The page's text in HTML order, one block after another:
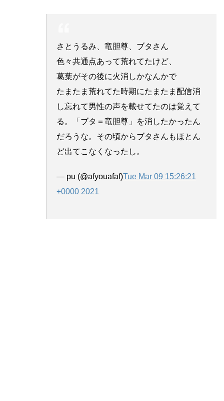
さとうるみ、竜胆尊、ブタさん
色々共通点あって荒れてたけど、
葛葉がその後に火消しかなんかで
たまたま荒れてた時期にたまたま配信消
し忘れて男性の声を載せてたのは覚えて
る。「ブタ＝竜胆尊」を消したかったん
だろうな。その頃からブタさんもほとん
ど出てこなくなったし。
— pu (@afyouafaf)Tue Mar 09 15:26:21
+0000 2021